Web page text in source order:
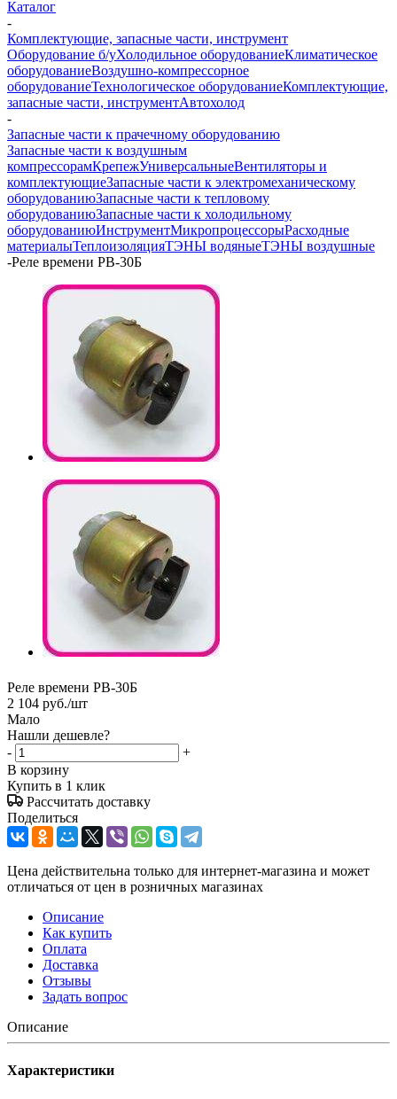
Каталог
-
Комплектующие, запасные части, инструмент
Оборудование б/уХолодильное оборудованиеКлиматическое
оборудованиеВоздушно-компрессорное
оборудованиеТехнологическое оборудованиеКомплектующие,
запасные части, инструментАвтохолод
-
Запасные части к прачечному оборудованию
Запасные части к воздушным
компрессорамКрепежУниверсальныеВентиляторы и
комплектующиеЗапасные части к электромеханическому
оборудованиюЗапасные части к тепловому
оборудованиюЗапасные части к холодильному
оборудованиюИнструментМикропроцессорыРасходные
материалыТеплоизоляцияТЭНЫ водяныеТЭНЫ воздушные
-Реле времени РВ-30Б
Реле времени РВ-30Б
2 104 руб./шт
Мало
Нашли дешевле?
-
+
В корзину
Купить в 1 клик
Рассчитать доставку
Поделиться
Цена действительна только для интернет-магазина и может
отличаться от цен в розничных магазинах
Описание
Как купить
Оплата
Доставка
Отзывы
Задать вопрос
Описание
Характеристики